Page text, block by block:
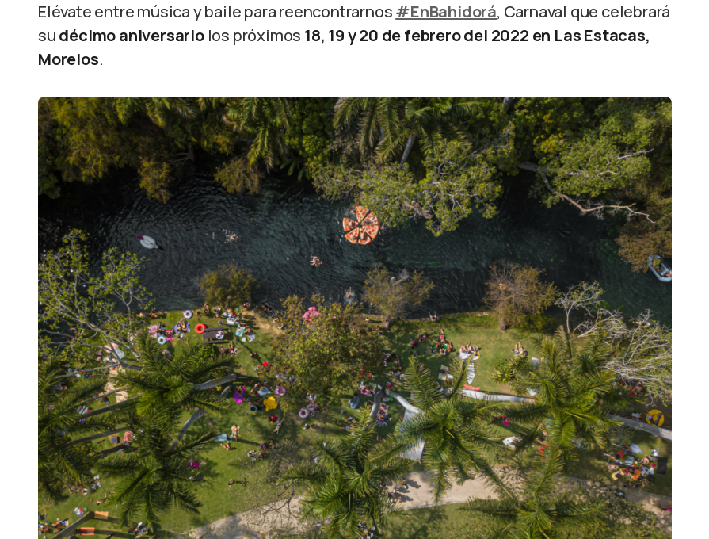
Elévate entre música y baile para reencontrarnos#EnBahidorá, Carnaval que celebrará
sudécimo aniversario los próximos 18, 19 y 20 de febrero del 2022 en Las Estacas,
Morelos.